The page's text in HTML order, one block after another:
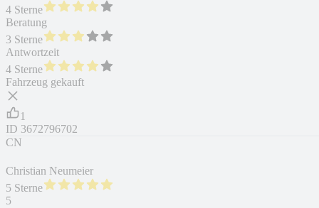
4 Sterne
Beratung
3 Sterne
Antwortzeit
4 Sterne
Fahrzeug gekauft
1
ID 3672796702
CN
Christian Neumeier
5 Sterne
5